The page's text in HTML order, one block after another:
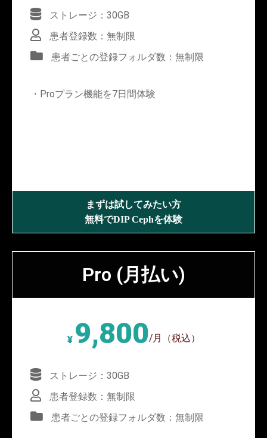
ストレージ：30GB
患者登録数：無制限
患者ごとの登録フォルダ数：無制限
・Proプラン機能を7日間体験
まずは試してみたい方
無料でDIP Cephを体験
Pro (月払い)
¥ 9,800/月（税込）
ストレージ：30GB
患者登録数：無制限
患者ごとの登録フォルダ数：無制限